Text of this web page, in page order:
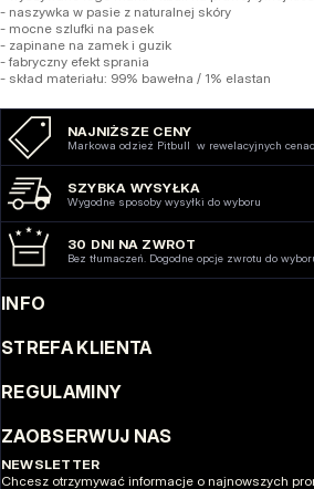
- naszywka w pasie z naturalnej skóry
- mocne szlufki na pasek
- zapinane na zamek i guzik
- fabryczny efekt sprania
- skład materiału: 99% bawełna / 1% elastan
NAJNIŻSZE CENY
Markowa odzież Pitbull w rewelacyjnych
SZYBKA WYSYŁKA
Wygodne sposoby wysyłki do wyboru
30 DNI NA ZWROT
Bez tłumaczeń. Dogodne opcje zwrotu do
INFO
STREFA KLIENTA
REGULAMINY
ZAOBSERWUJ NAS
NEWSLETTER
Chcesz otrzymywać informacje o najnowszych